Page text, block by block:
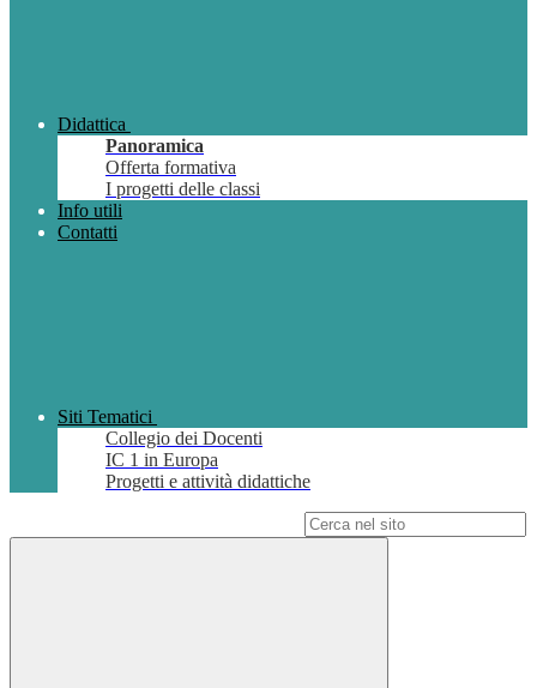
Didattica
Panoramica
Offerta formativa
I progetti delle classi
Info utili
Contatti
Siti Tematici
Collegio dei Docenti
IC 1 in Europa
Progetti e attività didattiche